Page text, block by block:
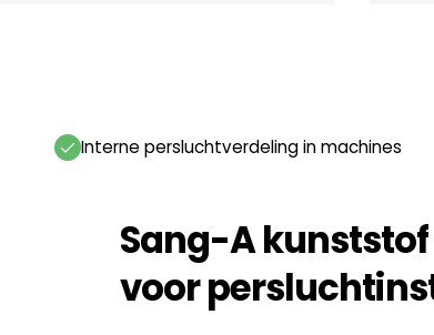
Interne persluchtverdeling in machines
Sang-A
voor